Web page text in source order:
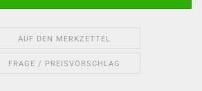
AUF DEN MERKZETTEL
FRAGE / PREISVORSCHLAG